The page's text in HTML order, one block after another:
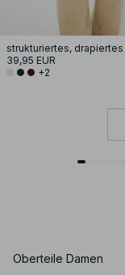
39,95 EUR
+2
Oberteile Damen